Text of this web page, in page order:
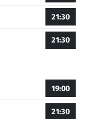
21:30
21:30
19:00
21:30